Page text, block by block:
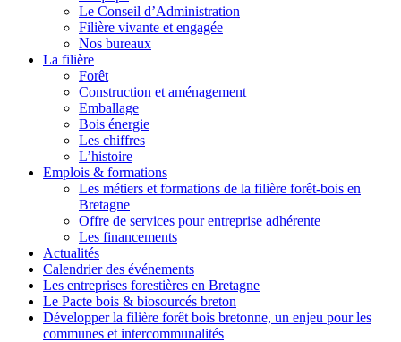
Le Conseil d’Administration
Filière vivante et engagée
Nos bureaux
La filière
Forêt
Construction et aménagement
Emballage
Bois énergie
Les chiffres
L’histoire
Emplois & formations
Les métiers et formations de la filière forêt-bois en
Bretagne
Offre de services pour entreprise adhérente
Les financements
Actualités
Calendrier des événements
Les entreprises forestières en Bretagne
Le Pacte bois & biosourcés breton
Développer la filière forêt bois bretonne, un enjeu pour les
communes et intercommunalités